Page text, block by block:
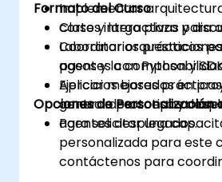
Implementar
corto y largo plazo para
Coordinar
pasos y la
Aplicar mejores
control de acceso y
agentes desplegados.
Formato del Curso
Clases interactivas y
Laboratorios prácticos
agentes con Python y
Ejercicios basados en
generan prototipos
Opciones de Personalización
Para solicitar una
personalizada para este
contáctenos para